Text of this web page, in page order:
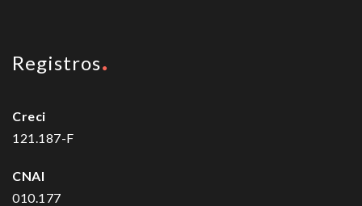
Registros
Creci
121.187-F
CNAI
010.177